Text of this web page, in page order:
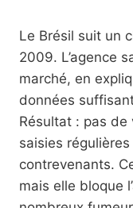
Le Brésil suit un
2009. L’agence
marché, en
données
Résultat : pas
saisies
contrevenants.
mais elle bloque